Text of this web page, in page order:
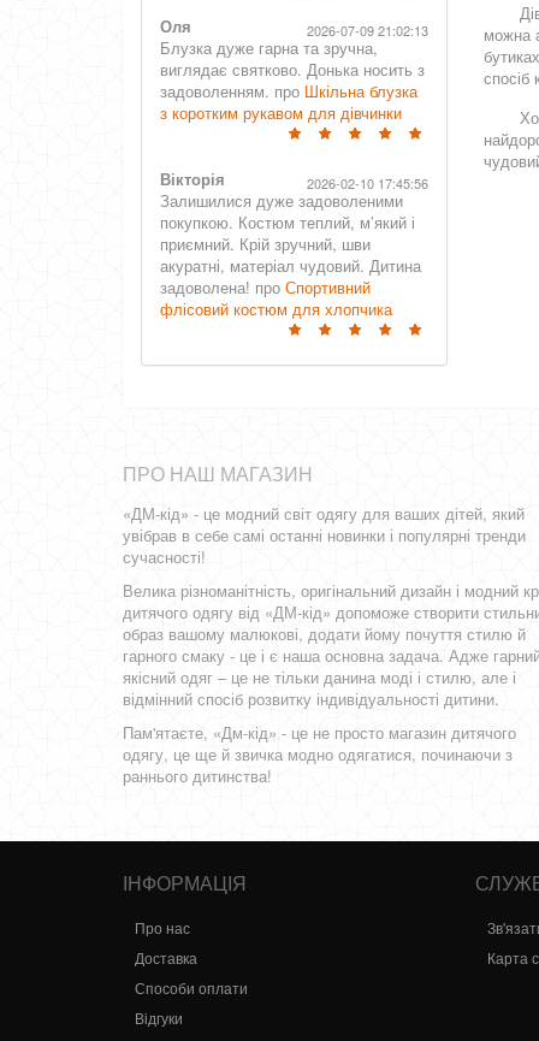
Оля 2026-07-09 21:02:13
Блузка дуже гарна та зручна,
виглядає святково. Донька носить з
задоволенням. про Шкільна блузка
з коротким рукавом для дівчинки
Вікторія 2026-02-10 17:45:56
Залишилися дуже задоволеними
покупкою. Костюм теплий, м’який і
приємний. Крій зручний, шви
акуратні, матеріал чудовий. Дитина
задоволена! про Спортивний
флісовий костюм для хлопчика
можна
спосіб
ПРО НАШ МАГАЗИН
«ДМ-кід» - це модний світ одягу для ваших дітей, який
увібрав в себе самі останні новинки і популярні тренди
сучасності!
Велика різноманітність, оригінальний дизайн і модний
дитячого одягу від «ДМ-кід» допоможе створити
образ вашому малюкові, додати йому почуття стилю й
гарного смаку - це і є наша основна задача. Адже
якісний одяг – це не тільки данина моді і стилю, але і
відмінний спосіб розвитку індивідуальності дитини.
Пам'ятаєте, «Дм-кід» - це не просто магазин дитячого
одягу, це ще й звичка модно одягатися, починаючи з
раннього дитинства!
ІНФОРМАЦІЯ
Про нас
Доставка
Способи оплати
Відгуки
Карта